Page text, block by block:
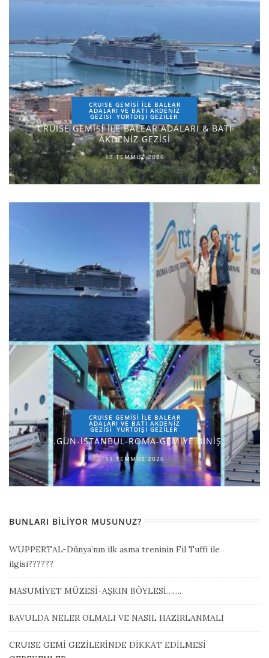
CRUISE GEMİSİ İLE BALEAR
ADALARI VE BATI AKDENİZ
GEZİSİ YURTDIŞI GEZILER
CRUISE GEMİSİ İLE BALEAR ADALARI & BATI
AKDENİZ GEZİSİ
13 TEMMUZ 2026
CRUISE GEMİSİ İLE BALEAR
ADALARI VE BATI AKDENİZ
GEZİSİ YURTDIŞI GEZILER
1.GÜN-İSTANBUL-ROMA-GEMİYE BİNİŞ
11 TEMMUZ 2026
BUNLARI BILIYOR MUSUNUZ?
WUPPERTAL-Dünya’nın ilk asma treninin Fil Tuffi ile
ilgisi??????
MASUMİYET MÜZESİ-AŞKIN BÖYLESİ…….
BAVULDA NELER OLMALI VE NASIL HAZIRLANMALI
CRUISE GEMİ GEZİLERİNDE DİKKAT EDİLMESİ